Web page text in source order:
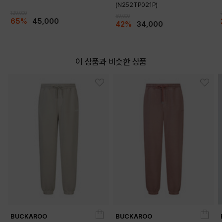
65% 45,000
(N252TP021P)
42% 34,000
이 상품과 비슷한 상품
BUCKAROO
BUCKAROO